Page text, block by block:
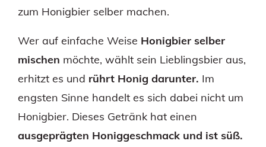
zum Honigbier selber machen.
Wer auf einfache Weise Honigbier selber
mischen möchte, wählt sein Lieblingsbier aus,
erhitzt es und rührt Honig darunter. Im
engsten Sinne handelt es sich dabei nicht um
Honigbier. Dieses Getränk hat einen
ausgeprägten Honiggeschmack und ist süß.